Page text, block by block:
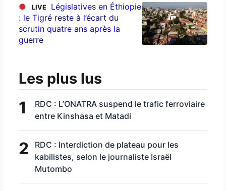
● LIVE
Législatives en Éthiopie
: le Tigré reste à l’écart du
scrutin quatre ans après la
guerre
Les plus lus
1
RDC : L’ONATRA suspend le trafic ferroviaire
entre Kinshasa et Matadi
2
RDC : Interdiction de plateau pour les
kabilistes, selon le journaliste Israël
Mutombo